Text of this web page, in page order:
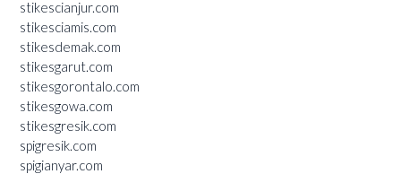
stikescianjur.com
stikesciamis.com
stikesdemak.com
stikesgarut.com
stikesgorontalo.com
stikesgowa.com
stikesgresik.com
spigresik.com
spigianyar.com